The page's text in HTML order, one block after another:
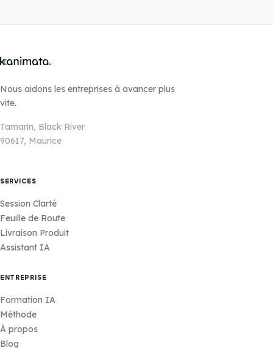
Nous aidons les entreprises à avancer plus
vite.
Tamarin, Black River
90617, Maurice
SERVICES
Session Clarté
Feuille de Route
Livraison Produit
Assistant IA
ENTREPRISE
Formation IA
Méthode
À propos
Blog